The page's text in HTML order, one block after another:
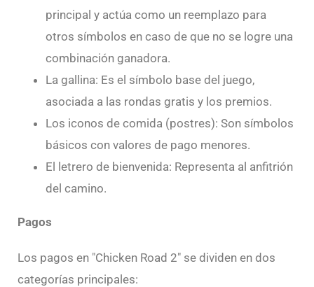
principal y actúa como un reemplazo para
otros símbolos en caso de que no se logre una
combinación ganadora.
La gallina: Es el símbolo base del juego,
asociada a las rondas gratis y los premios.
Los iconos de comida (postres): Son símbolos
básicos con valores de pago menores.
El letrero de bienvenida: Representa al anfitrión
del camino.
Pagos
Los pagos en "Chicken Road 2" se dividen en dos
categorías principales: